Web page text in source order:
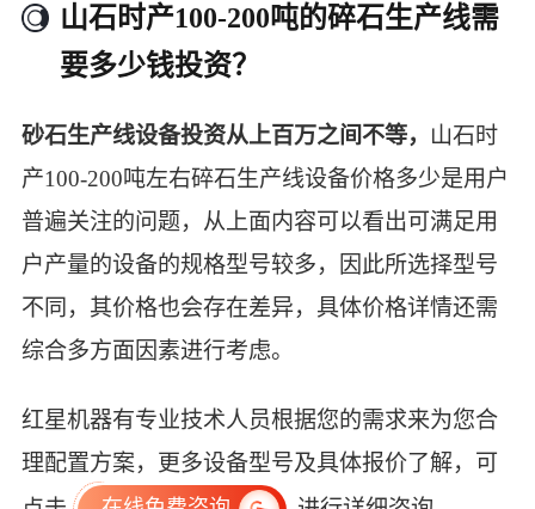
山石时产100-200吨的碎石生产线需
要多少钱投资？
砂石生产线设备投资从上百万之间不等， 山石时
产100-200吨左右碎石生产线设备价格多少是用户
普遍关注的问题，从上面内容可以看出可满足用
户产量的设备的规格型号较多，因此所选择型号
不同，其价格也会存在差异，具体价格详情还需
综合多方面因素进行考虑。
红星机器有专业技术人员根据您的需求来为您合
理配置方案，更多设备型号及具体报价了解，可